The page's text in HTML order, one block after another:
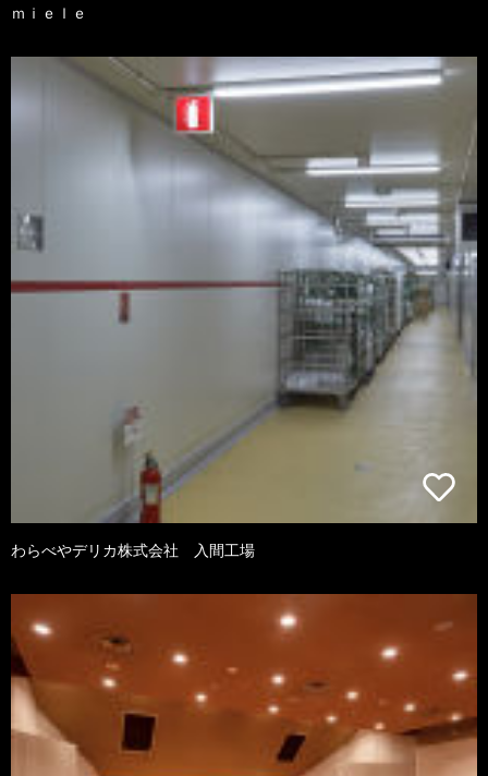
ｍｉｅｌｅ
わらべやデリカ株式会社 入間工場